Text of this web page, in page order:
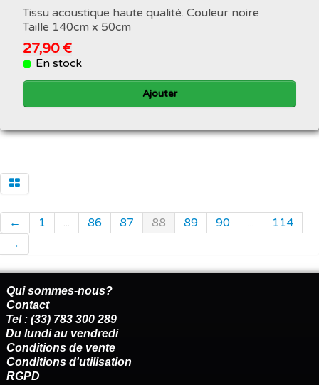
Tissu acoustique haute qualité. Couleur noire
Taille 140cm x 50cm
27,90 €
En stock
Ajouter
← 1 ... 86 87 88 89 90 ...
114
→
Qui sommes-nous?
Contact
Tel : (33) 783 300 289
Du lundi au vendredi
Conditions de vente
Conditions d'utilisation
RGPD